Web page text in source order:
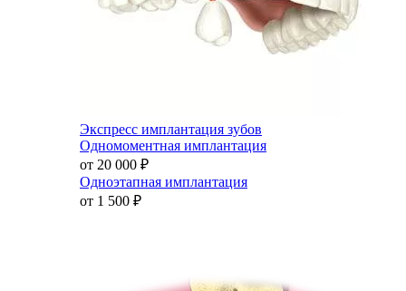
Экспресс имплантация зубов
Одномоментная имплантация
от 20 000 ₽
Одноэтапная имплантация
от 1 500 ₽